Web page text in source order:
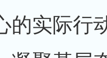
的实际行